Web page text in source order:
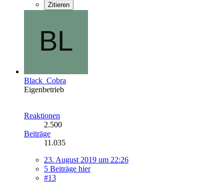
Zitieren
Black_Cobra
Eigenbetrieb
Reaktionen
2.500
Beiträge
11.035
23. August 2019 um 22:26
5 Beiträge hier
#13